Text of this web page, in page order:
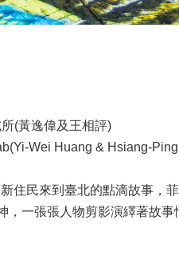
(黃逸偉及王相評)
Wei Huang & Hsiang-
住民來到臺北的點滴故事，
一張張人物剪影演繹著故事